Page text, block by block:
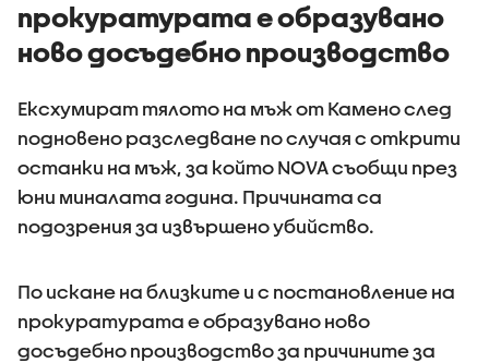
прокуратурата е образувано
ново досъдебно производство
Ексхумират тялото на мъж от Камено след
подновено разследване по случая с открити
останки на мъж, за който NOVA съобщи през
юни миналата година. Причината са
подозрения за извършено убийство.
По искане на близките и с постановление на
прокуратурата е образувано ново
досъдебно производство за причините за